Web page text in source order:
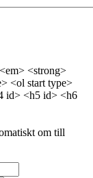
<strong>
<ol start type>
id> <h5 id> <h6
om till